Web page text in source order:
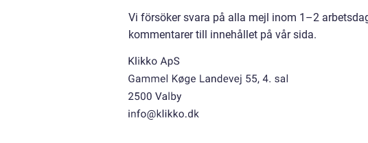
Vi försöker svara på alla mejl inom 1–2
kommentarer till innehållet på vår sida.